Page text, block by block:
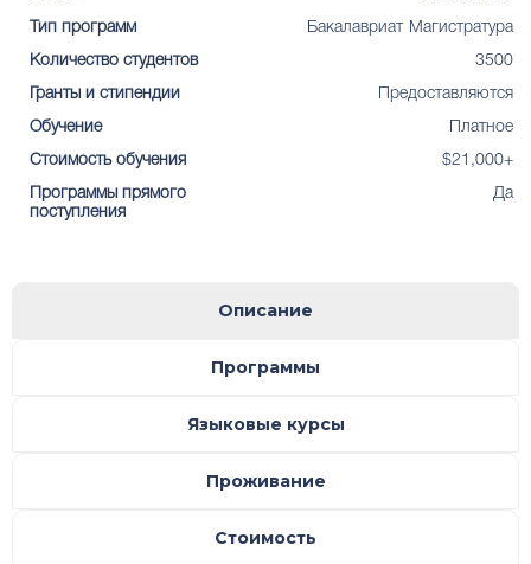
Тип программ Бакалавриат Магистратура
Количество студентов 3500
Гранты и стипендии Предоставляются
Обучение Платное
Стоимость обучения $21,000+
Программы прямого
поступления
Да
Описание
Программы
Языковые курсы
Проживание
Стоимость